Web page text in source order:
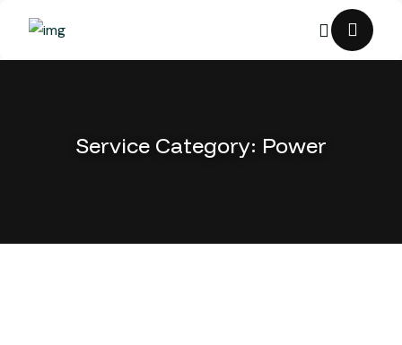
Service Category: Power